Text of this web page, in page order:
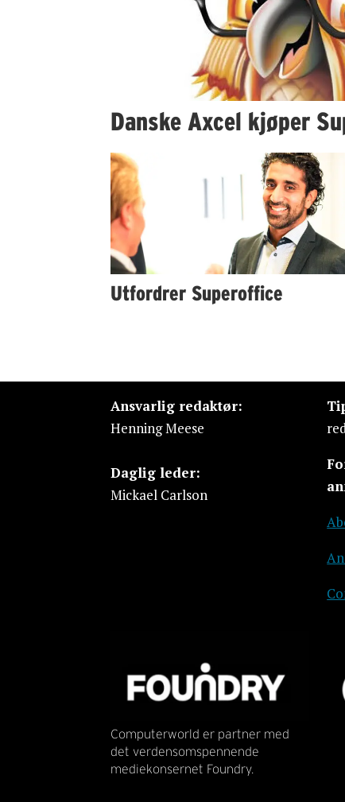
Danske Axcel kjøper
Utfordrer Superoffice
Ansvarlig redaktør:
Henning Meese
Daglig leder:
Mickael Carlson
Computerworld er partner med
det verdensomspennende
mediekonsernet Foundry.